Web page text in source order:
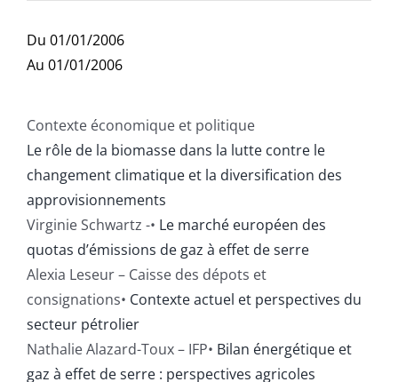
Publications
Du 01/01/2006
Au 01/01/2006
Contexte économique et politique
Le rôle de la biomasse dans la lutte contre le
changement climatique et la diversification des
approvisionnements
Virginie Schwartz -• Le marché européen des
quotas d’émissions de gaz à effet de serre
Alexia Leseur – Caisse des dépots et
consignations• Contexte actuel et perspectives du
secteur pétrolier
Nathalie Alazard-Toux – IFP• Bilan énergétique et
gaz à effet de serre : perspectives agricoles